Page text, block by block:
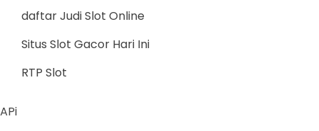
daftar Judi Slot Online
Situs Slot Gacor Hari Ini
RTP Slot
APi